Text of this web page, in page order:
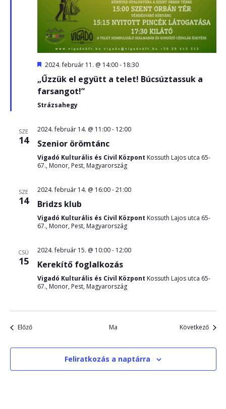
Kiemelt
2024. február 11. @ 14:00- 18:30
„Űzzük el együtt a telet! Búcsúztassuk a
farsangot!”
Strázsahegy
SZE
14
2024. február 14. @ 11:00- 12:00
Szenior örömtánc
Vigadó Kulturális és Civil Központ Kossuth Lajos utca 65-
67., Monor, Pest, Magyarország
SZE
14
2024. február 14. @ 16:00-21:00
Bridzs klub
Vigadó Kulturális és Civil Központ Kossuth Lajos utca 65-
67., Monor, Pest, Magyarország
CSÜ
15
2024. február 15. @ 10:00- 12:00
Kerekítő foglalkozás
Vigadó Kulturális és Civil Központ Kossuth Lajos utca 65-
67., Monor, Pest, Magyarország
ElőzőEsemények Ma Következő
Feliratkozás a naptárra